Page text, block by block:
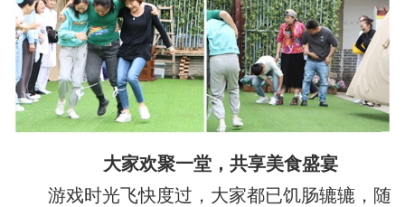
大家欢聚一堂，共享美食盛宴
游戏时光飞快度过，大家都已饥肠辘辘，随